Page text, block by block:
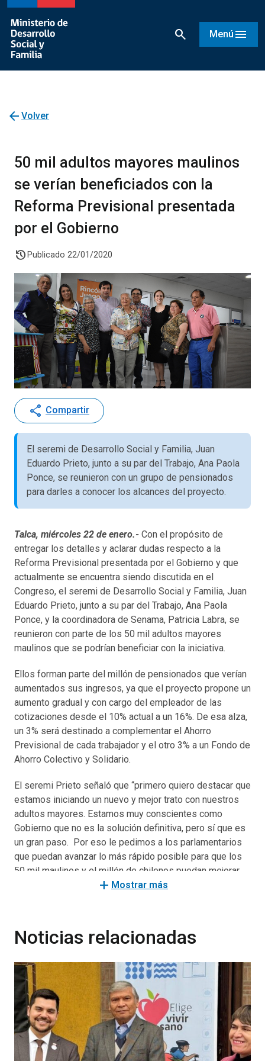
search Menú menu
arrow_back Volver
50 mil adultos mayores maulinos
se verían beneficiados con la
Reforma Previsional presentada
por el Gobierno
history Publicado 22/01/2020
share Compartir
El seremi de Desarrollo Social y Familia, Juan
Eduardo Prieto, junto a su par del Trabajo, Ana Paola
Ponce, se reunieron con un grupo de pensionados
para darles a conocer los alcances del proyecto.
Talca, miércoles 22 de enero.- Con el propósito de
entregar los detalles y aclarar dudas respecto a la
Reforma Previsional presentada por el Gobierno y que
actualmente se encuentra siendo discutida en el
Congreso, el seremi de Desarrollo Social y Familia, Juan
Eduardo Prieto, junto a su par del Trabajo, Ana Paola
Ponce, y la coordinadora de Senama, Patricia Labra, se
reunieron con parte de los 50 mil adultos mayores
maulinos que se podrían beneficiar con la iniciativa.
Ellos forman parte del millón de pensionados que verían
aumentados sus ingresos, ya que el proyecto propone un
aumento gradual y con cargo del empleador de las
cotizaciones desde el 10% actual a un 16%. De esa alza,
un 3% será destinado a complementar el Ahorro
Previsional de cada trabajador y el otro 3% a un Fondo de
Ahorro Colectivo y Solidario.
El seremi Prieto señaló que “primero quiero destacar que
estamos iniciando un nuevo y mejor trato con nuestros
adultos mayores. Estamos muy conscientes como
Gobierno que no es la solución definitiva, pero sí que es
un gran paso. Por eso le pedimos a los parlamentarios
que puedan avanzar lo más rápido posible para que los
50 mil maulinos y el millón de chilenos puedan mejorar
su calidad de vida gracias a esta reforma”.
beneficiando de manera especial a las mujeres, la clase
severa.
Con esta reforma los hombres actualmente pensionados
que tengan al menos 12 años de cotizaciones recibirán 2
UF extra mensuales ($56.600), es decir, un aumento
promedio de 20%, lo que beneficiará a más de 500 mil
pensionados. En el caso de las mujeres actualmente
add Mostrar más
Noticias relacionadas